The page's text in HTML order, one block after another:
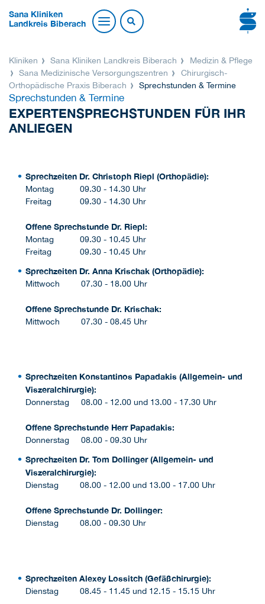
Sana Kliniken
Landkreis Biberach
Kliniken Sana Kliniken Landkreis Biberach
Medizin & Pflege
Sana Medizinische Versorgungszentren
Chirurgisch-
Orthopädische Praxis Biberach
Sprechstunden & Termine
Sprechstunden & Termine
EXPERTENSPRECHSTUNDEN FÜR IHR
ANLIEGEN
Sprechzeiten Dr. Christoph Riepl (Orthopädie):
Montag 09.30 - 14.30 Uhr
Freitag 09.30 - 14.30 Uhr
Offene Sprechstunde Dr. Riepl:
Montag 09.30 - 10.45 Uhr
Freitag 09.30 - 10.45 Uhr
Sprechzeiten Dr. Anna Krischak (Orthopädie):
Mittwoch 07.30 - 18.00 Uhr
Offene Sprechstunde Dr. Krischak:
Mittwoch 07.30 - 08.45 Uhr
Sprechzeiten Konstantinos Papadakis (Allgemein- und
Viszeralchirurgie):
Donnerstag 08.00 - 12.00 und 13.00 - 17.30 Uhr
Offene Sprechstunde Herr Papadakis:
Donnerstag 08.00 - 09.30 Uhr
Sprechzeiten Dr. Tom Dollinger (Allgemein- und
Viszeralchirurgie):
Dienstag 08.00 - 12.00 und 13.00 - 17.00 Uhr
Offene Sprechstunde Dr. Dollinger:
Dienstag 08.00 - 09.30 Uhr
Sprechzeiten Alexey Lossitch (Gefäßchirurgie):
Dienstag 08.45 - 11.45 und 12.15 - 15.15 Uhr